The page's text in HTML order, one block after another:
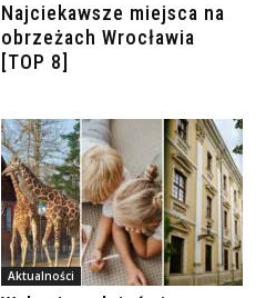
Najciekawsze miejsca na
obrzeżach Wrocławia
[TOP 8]
Aktualności